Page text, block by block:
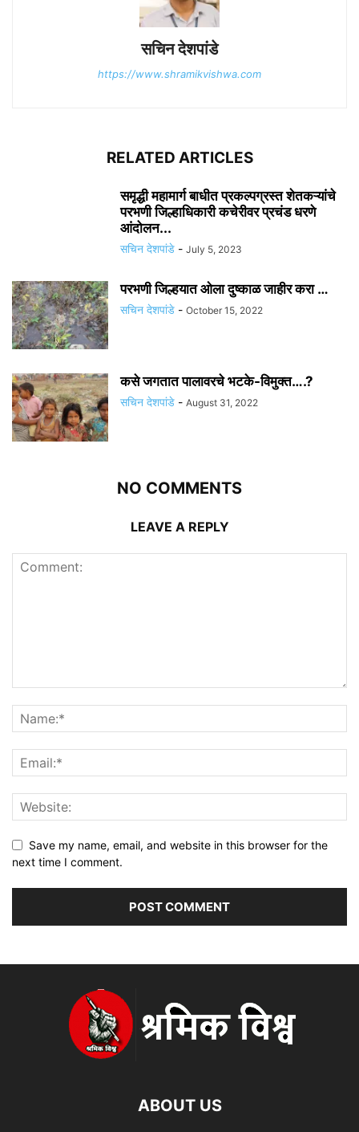
सचिन देशपांडे
https://www.shramikvishwa.com
RELATED ARTICLES
समृद्धी महामार्ग बाधीत प्रकल्पग्रस्त शेतकऱ्यांचे
परभणी जिल्हाधिकारी कचेरीवर प्रचंड धरणे
आंदोलन...
सचिन देशपांडे - July 5, 2023
परभणी जिल्हयात ओला दुष्काळ जाहीर करा …
सचिन देशपांडे - October 15, 2022
कसे जगतात पालावरचे भटके-विमुक्त….?
सचिन देशपांडे - August 31, 2022
NO COMMENTS
LEAVE A REPLY
Save my name, email, and website in this browser for the
next time I comment.
ABOUT US